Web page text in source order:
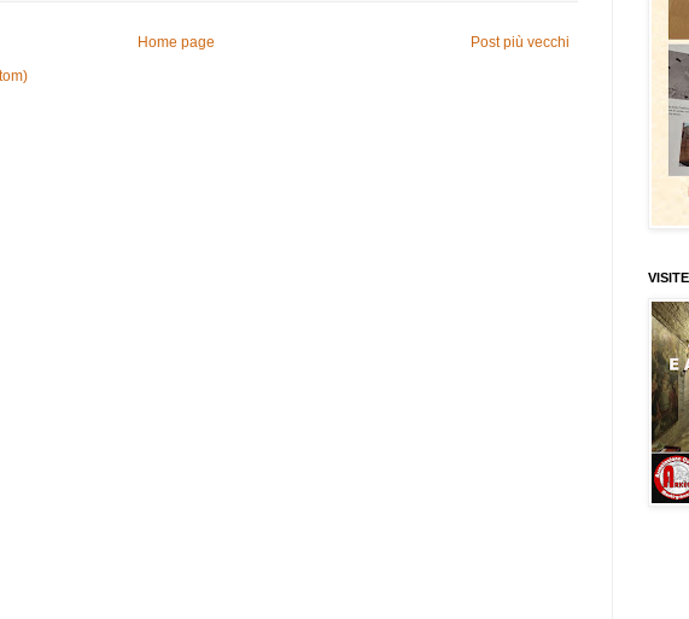
Post più vecchi
Home page
VISITE